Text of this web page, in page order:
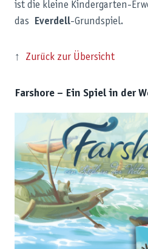
ist die kleine Kindergarten-
das
Everdell-Grundspiel.
↑ Zurück zur Übersicht
Farshore – Ein Spiel in der